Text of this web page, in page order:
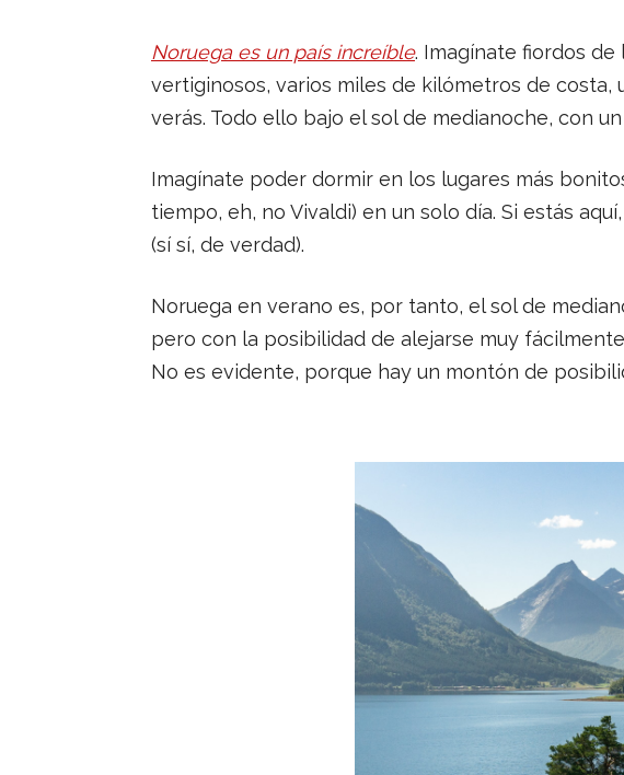
Noruega es un país increíble. Imagínate fiordos de
vertiginosos, varios miles de kilómetros de costa,
verás. Todo ello bajo el sol de medianoche, con
Imagínate poder dormir en los lugares más
tiempo, eh, no Vivaldi) en un solo día. Si estás
(sí sí, de verdad).
Noruega en verano es, por tanto, el sol de
pero con la posibilidad de alejarse muy
No es evidente, porque hay un montón de